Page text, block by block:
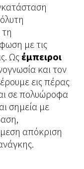
με τις
Ως έμπειροι
και τον
εις πέρας
σε πολυώροφα
σημεία με
απόκριση